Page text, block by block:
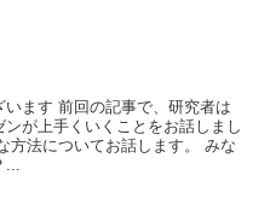
ます 前回の記事で、研究者は
が上手くいくことをお話しまし
方法についてお話します。 みな